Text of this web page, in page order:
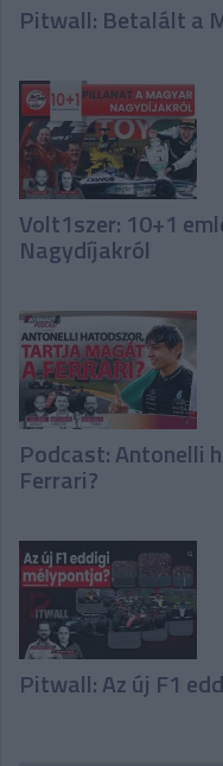
Pitwall: Betalált a
Volt1szer: 10+1
Nagydíjakról
Podcast: Antonelli
Ferrari?
Pitwall: Az új F1